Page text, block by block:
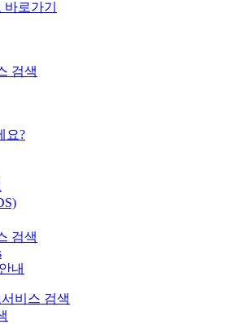
로가기
검색
요?
검색
내
비스 검색